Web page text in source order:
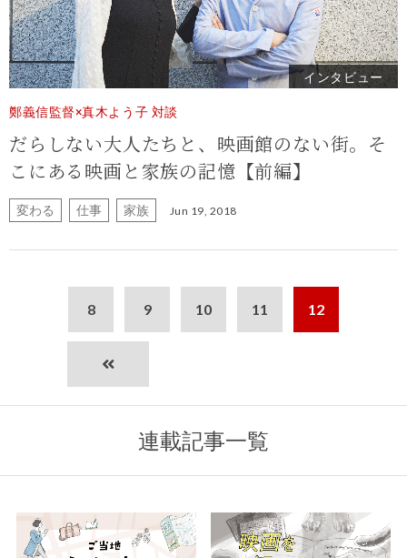
インタビュー
鄭義信監督×真木よう子 対談
だらしない大人たちと、映画館のない街。そ
こにある映画と家族の記憶【前編】
変わる 仕事 家族 Jun 19, 2018
8 9 10 11 12
連載記事一覧